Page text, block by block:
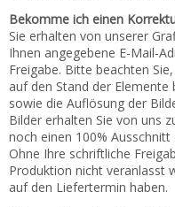
Bekomme ich einen
Sie erhalten von unserer
Ihnen angegebene E-Mail-
Freigabe. Bitte beachten
auf den Stand der
sowie die Auflösung der
Bilder erhalten Sie von uns
noch einen 100%
Ohne Ihre schriftliche
Produktion nicht veranlasst
auf den Liefertermin haben.